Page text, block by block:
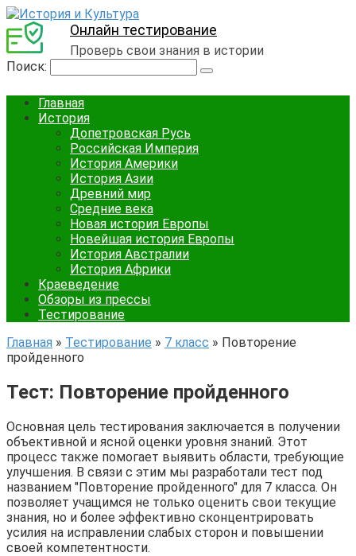
Онлайн тестирование
Проверь свои знания в истории
Поиск:
Главная
История
Допетровская Русь
Российская Империя
История Америки
История Азии
Древний мир
Средние века
Новая история Европы
Новейшая история Европы
История Австралии
История Африки
Краеведение
Обзоры из прессы
Тестирование
Главная » Тестирование » 7 класс » Повторение
пройденного
Тест: Повторение пройденного
Основная цель тестирования заключается в получении
объективной и ясной оценки уровня знаний. Этот
процесс также помогает выявить области, требующие
улучшения. В связи с этим мы разработали тест под
названием "Повторение пройденного" для 7 класса. Он
позволяет учащимся не только оценить свои текущие
знания, но и более эффективно сконцентрировать
усилия на исправлении слабых сторон и повышении
своей компетентности.